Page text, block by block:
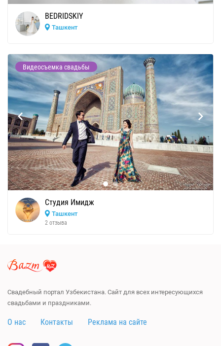
BEDRIDSKIY
Ташкент
Видеосъемка свадьбы
Студия Имидж
Ташкент
2 отзыва
Свадебный портал Узбекистана. Сайт для всех интересующихся
свадьбами и праздниками.
О нас Контакты Реклама на сайте